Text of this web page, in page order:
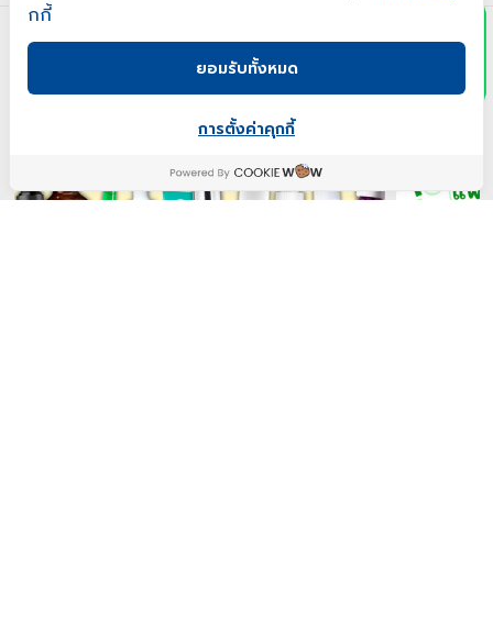
ความรู้ที่เกี่ยวข้อง
กกี้
ยอมรับทั้งหมด
การตั้งค่าคุกกี้